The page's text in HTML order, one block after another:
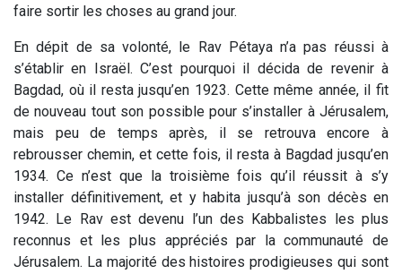
faire sortir les choses au grand jour.
En dépit de sa volonté, le Rav Pétaya n’a pas réussi à
s’établir en Israël. C’est pourquoi il décida de revenir à
Bagdad, où il resta jusqu’en 1923. Cette même année, il fit
de nouveau tout son possible pour s’installer à Jérusalem,
mais peu de temps après, il se retrouva encore à
rebrousser chemin, et cette fois, il resta à Bagdad jusqu’en
1934. Ce n’est que la troisième fois qu’il réussit à s’y
installer définitivement, et y habita jusqu’à son décès en
1942. Le Rav est devenu l’un des Kabbalistes les plus
reconnus et les plus appréciés par la communauté de
Jérusalem. La majorité des histoires prodigieuses qui sont